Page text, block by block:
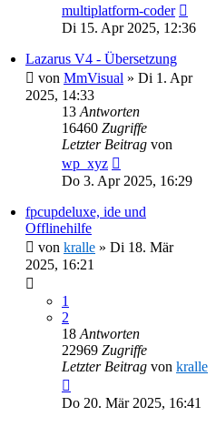
multiplatform-coder
Di 15. Apr 2025, 12:36
Lazarus V4 - Übersetzung
von MmVisual » Di 1. Apr
2025, 14:33
13 Antworten
16460 Zugriffe
Letzter Beitrag von
wp_xyz
Do 3. Apr 2025, 16:29
fpcupdeluxe, ide und
Offlinehilfe
von kralle » Di 18. Mär
2025, 16:21
1
2
18 Antworten
22969 Zugriffe
Letzter Beitrag von kralle
Do 20. Mär 2025, 16:41